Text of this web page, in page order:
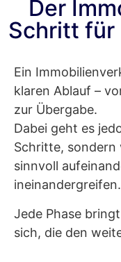
Der
Schritt für
Ein
klaren Ablauf –
zur Übergabe.
Dabei geht es
Schritte, sondern
sinnvoll
ineinandergreifen.
Jede Phase
sich, die den